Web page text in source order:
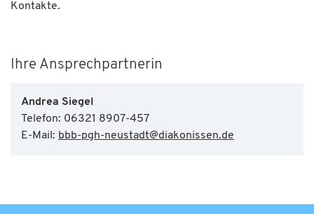
Kontakte.
Ihre Ansprechpartnerin
Andrea Siegel
Telefon: 06321 8907-457
E-Mail: bbb-pgh-neustadt@diakonissen.de